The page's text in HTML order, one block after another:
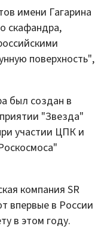
имени Гагарина
скафандра,
поверхность",
был создан в
"Звезда"
участии ЦПК и
компания SR
впервые в России
в этом году.